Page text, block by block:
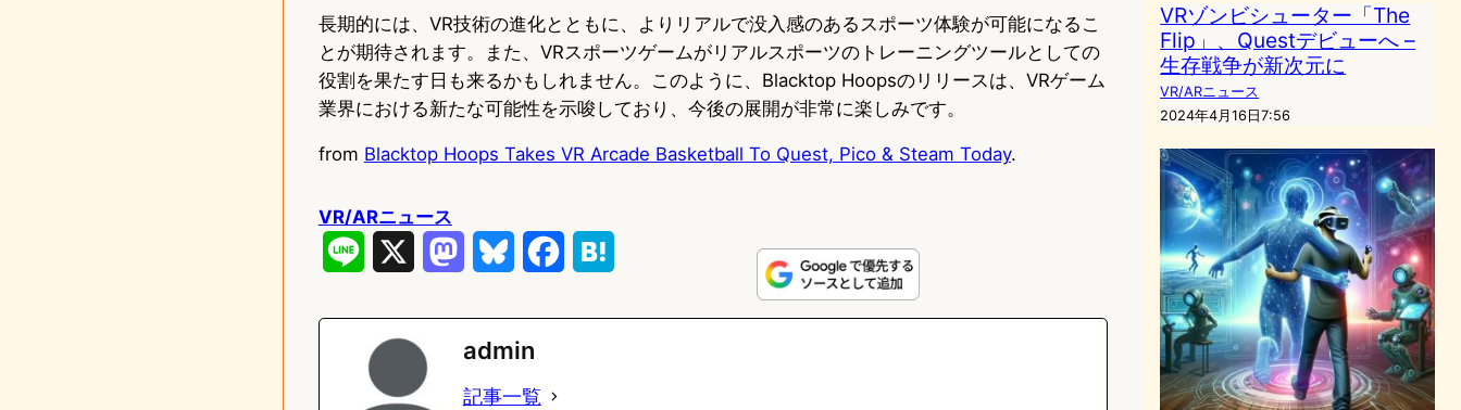
長期的には、VR技術の進化とともに、よりリアルで没入感のあるスポーツ体験が可能になるこ
とが期待されます。また、VRスポーツゲームがリアルスポーツのトレーニングツールとしての
役割を果たす日も来るかもしれません。このように、Blacktop Hoopsのリリースは、VRゲーム
業界における新たな可能性を示唆しており、今後の展開が非常に楽しみです。
from Blacktop Hoops Takes VR Arcade Basketball To Quest, Pico & Steam Today.
VR/ARニュース
e
admin
記事一覧
VRゾンビシューター「The
Flip」、Questデビューへ –
生存戦争が新次元に
VR/ARニュース
2024年4月16日7:56